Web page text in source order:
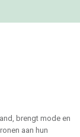
brengt mode en
aan hun